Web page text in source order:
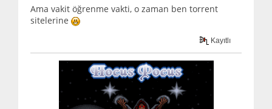
Ama vakit öğrenme vakti, o zaman ben torrent
sitelerine
Kayıtlı